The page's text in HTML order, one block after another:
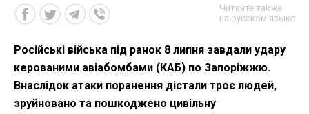
Читайте также
на русском языке
Російські війська під ранок 8 липня завдали удару
керованими авіабомбами (КАБ) по Запоріжжю.
Внаслідок атаки поранення дістали троє людей,
зруйновано та пошкоджено цивільну